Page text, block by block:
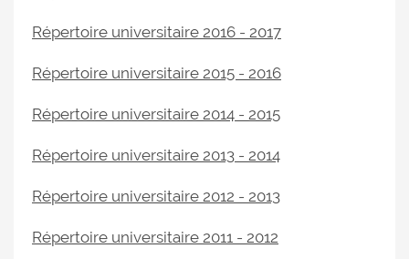
Répertoire universitaire 2016 - 2017
Répertoire universitaire 2015 - 2016
Répertoire universitaire 2014 - 2015
Répertoire universitaire 2013 - 2014
Répertoire universitaire 2012 - 2013
Répertoire universitaire 2011 - 2012